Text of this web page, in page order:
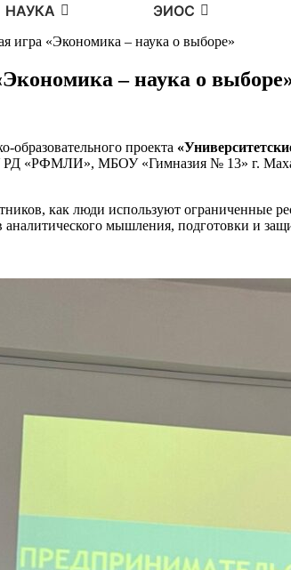
НАУКА ЭИОС
игра «Экономика – наука о выборе»
– наука о
проекта
РД «РФМЛИ», МБОУ «Гимназия № 13» г.
как люди используют ограниченные
мышления, подготовки и